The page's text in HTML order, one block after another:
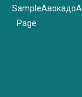
Sample
Page
Авокадо